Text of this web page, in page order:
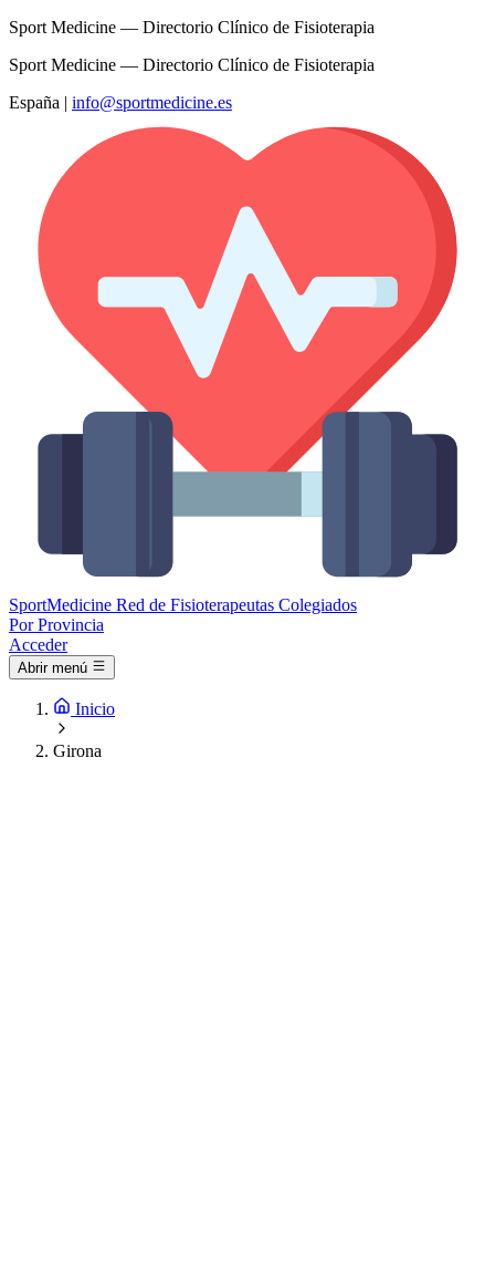
Sport Medicine — Directorio Clínico de Fisioterapia
Sport Medicine — Directorio Clínico de Fisioterapia
España | info@sportmedicine.es
SportMedicine Red de Fisioterapeutas Colegiados
Por Provincia
Acceder
Abrir menú
Inicio
Girona